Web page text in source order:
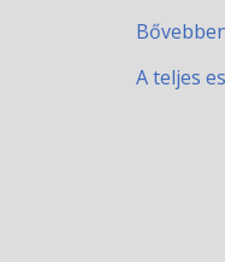
A teljes